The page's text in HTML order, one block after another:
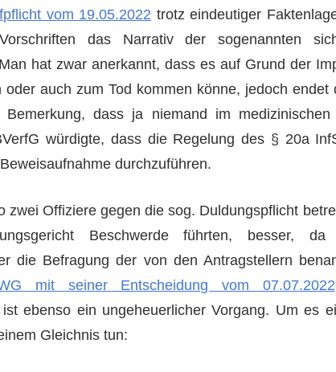
vom 19.05.2022 trotz eindeutiger
das Narrativ der sogenannten
hat zwar anerkannt, dass es auf Grund der
auch zum Tod kommen könne, jedoch endet
dass ja niemand im medizinischen
würdigte, dass die Regelung des § 20a
durchzuführen.
zwei Offiziere gegen die sog. Duldungspflicht
Beschwerde führten, besser, da
die Befragung der von den Antragstellern
mit seiner Entscheidung vom 07.07.2022
ebenso ein ungeheuerlicher Vorgang. Um es
Gleichnis tun: